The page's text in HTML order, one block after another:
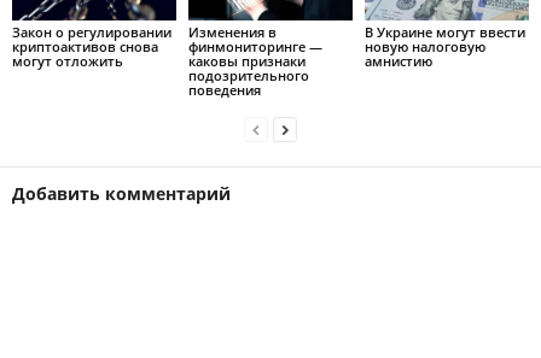
Закон о регулировании
криптоактивов снова
могут отложить
Изменения в
финмониторинге —
каковы признаки
подозрительного
поведения
В Украине могут ввести
новую налоговую
амнистию
Добавить комментарий